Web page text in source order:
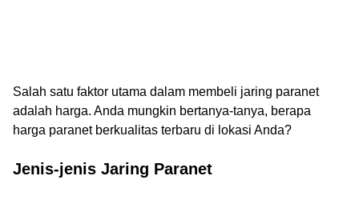
Salah satu faktor utama dalam membeli jaring paranet
adalah harga. Anda mungkin bertanya-tanya, berapa
harga paranet berkualitas terbaru di lokasi Anda?
Jenis-jenis Jaring Paranet